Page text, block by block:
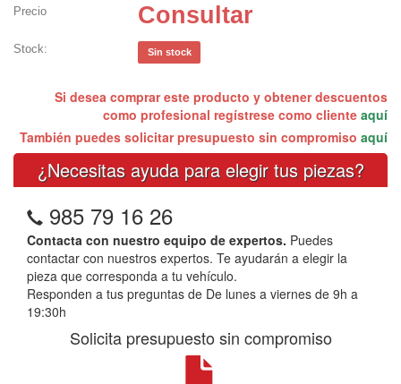
Precio Consultar
Stock: Sin stock
Si desea comprar este producto y obtener descuentos
como profesional regístrese como cliente aquí
También puedes solicitar presupuesto sin compromiso aquí
¿Necesitas ayuda para elegir tus piezas?
985 79 16 26
Contacta con nuestro equipo de expertos. Puedes
contactar con nuestros expertos. Te ayudarán a elegir la
pieza que corresponda a tu vehículo.
Responden a tus preguntas de De lunes a viernes de 9h a
19:30h
Solicita presupuesto sin compromiso